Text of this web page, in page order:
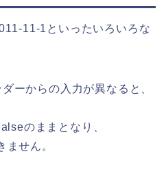
11-1といったいろいろな
ーからの入力が異なると、
のままとなり、
ません。